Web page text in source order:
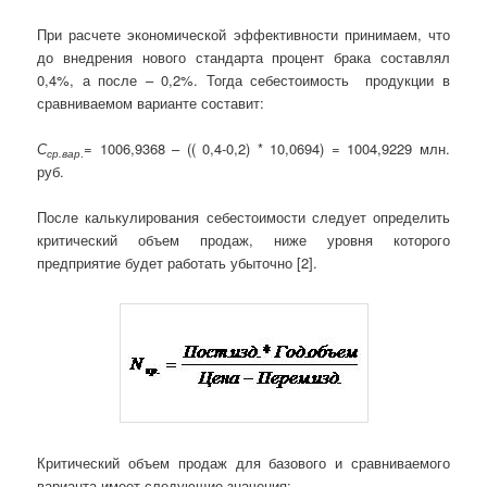
При расчете экономической эффективности принимаем, что
до внедрения нового стандарта процент брака составлял
0,4%, а после – 0,2%. Тогда себестоимость продукции в
сравниваемом варианте составит:
Сср.вар = 1006,9368 – (( 0,4-0,2) * 10,0694) = 1004,9229 млн.
руб.
После калькулирования себестоимости следует определить
критический объем продаж, ниже уровня которого
предприятие будет работать убыточно [2].
Критический объем продаж для базового и сравниваемого